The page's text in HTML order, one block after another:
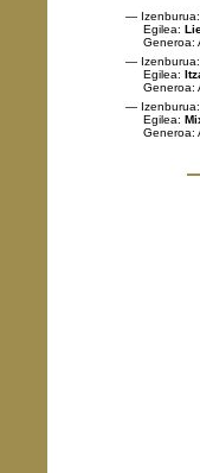
— Izenburua:
Egilea:
Generoa:
— Izenburua:
Egilea:
Generoa:
— Izenburua:
Egilea:
Generoa: